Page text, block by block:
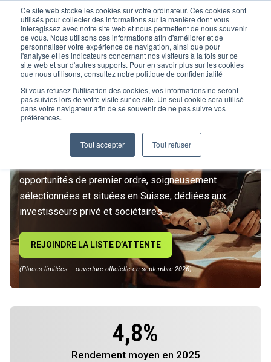
Ce site web stocke les cookies sur votre ordinateur. Ces cookies sont
utilisés pour collecter des informations sur la manière dont vous
interagissez avec notre site web et nous permettent de nous souvenir
de vous. Nous utilisons ces informations afin d'améliorer et de
personnaliser votre expérience de navigation, ainsi que pour
l'analyse et les indicateurs concernant nos visiteurs à la fois sur ce
site web et sur d'autres supports. Pour en savoir plus sur les cookies
que nous utilisons, consultez notre politique de confidentialité
Si vous refusez l'utilisation des cookies, vos informations ne seront
pas suivies lors de votre visite sur ce site. Un seul cookie sera utilisé
dans votre navigateur afin de se souvenir de ne pas suivre vos
préférences.
Tout accepter Tout refuser
L’IMMOBILIER
D’INVESTISSEMENT ENTRE
DANS UNE NOUVELLE ÈRE
Rejoignez le premier club privé d'investissement
opportunités de premier ordre, soigneusement
sélectionnées et situées en Suisse, dédiées aux
investisseurs privé et sociétaires.
REJOINDRE LA LISTE D’ATTENTE
(Places limitées – ouverture officielle en septembre 2026)
4,8%
Rendement moyen en 2025